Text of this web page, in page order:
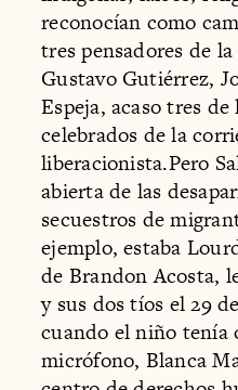
reconocían como
tres pensadores de
Gustavo Gutiérrez,
Espeja, acaso tres
celebrados de la
liberacionista.Pero
abierta de las
secuestros de
ejemplo, estaba
de Brandon Acosta,
y sus dos tíos el 29
cuando el niño tenía
micrófono, Blanca